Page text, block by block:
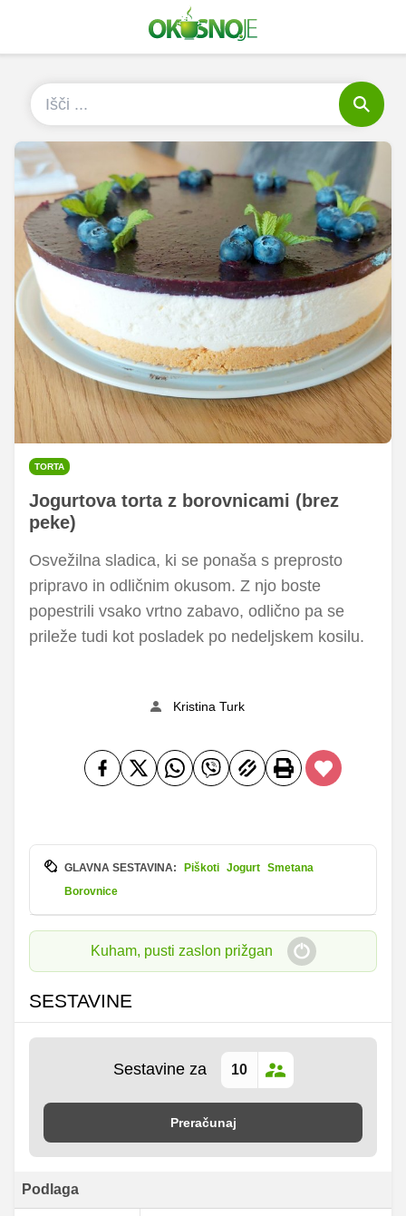
TORTA
Jogurtova torta z borovnicami (brez
peke)
Osvežilna sladica, ki se ponaša s preprosto
pripravo in odličnim okusom. Z njo boste
popestrili vsako vrtno zabavo, odlično pa se
prileže tudi kot posladek po nedeljskem kosilu.
Kristina Turk
GLAVNA SESTAVINA: Piškoti Jogurt Smetana
Borovnice
Kuham, pusti zaslon prižgan
SESTAVINE
Sestavine za
Preračunaj
Podlaga